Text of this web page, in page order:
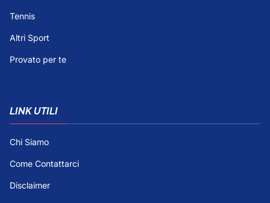
Tennis
Altri Sport
Provato per te
LINK UTILI
Chi Siamo
Come Contattarci
Disclaimer